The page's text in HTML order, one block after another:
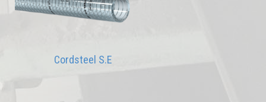
Cordsteel S.E